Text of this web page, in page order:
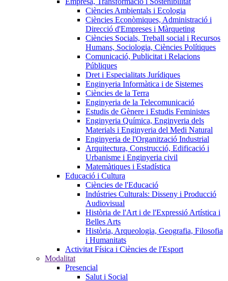
Ciències Ambientals i Ecologia
Ciències Econòmiques, Administració i
Direcció d'Empreses i Màrqueting
Ciències Socials, Treball social i Recursos
Humans, Sociologia, Ciències Polítiques
Comunicació, Publicitat i Relacions
Públiques
Dret i Especialitats Jurídiques
Enginyeria Informàtica i de Sistemes
Ciències de la Terra
Enginyeria de la Telecomunicació
Estudis de Gènere i Estudis Feministes
Enginyeria Química, Enginyeria dels
Materials i Enginyeria del Medi Natural
Enginyeria de l'Organització Industrial
Arquitectura, Construcció, Edificació i
Urbanisme i Enginyeria civil
Matemàtiques i Estadística
Educació i Cultura
Ciències de l'Educació
Indústries Culturals: Disseny i Producció
Audiovisual
Història de l'Art i de l'Expressió Artística i
Belles Arts
Història, Arqueologia, Geografia, Filosofia
i Humanitats
Activitat Física i Ciències de l'Esport
Modalitat
Presencial
Salut i Social